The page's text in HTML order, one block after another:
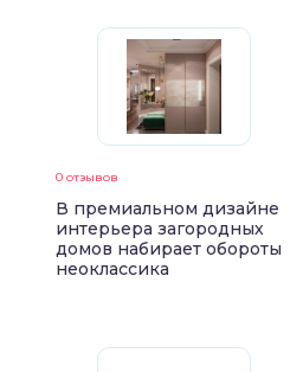
0 отзывов
В премиальном дизайне
интерьера загородных
домов набирает обороты
неоклассика